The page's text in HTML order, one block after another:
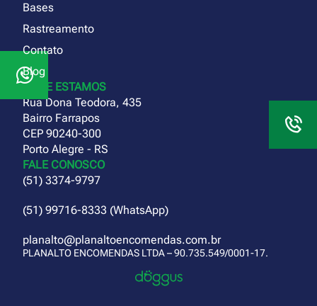
Bases
Rastreamento
Contato
Blog
ONDE ESTAMOS
Rua Dona Teodora, 435
Bairro Farrapos
CEP 90240-300
Porto Alegre - RS
FALE CONOSCO
(51) 3374-9797
(51) 99716-8333 (WhatsApp)
planalto@planaltoencomendas.com.br
PLANALTO ENCOMENDAS LTDA – 90.735.549/0001-17.